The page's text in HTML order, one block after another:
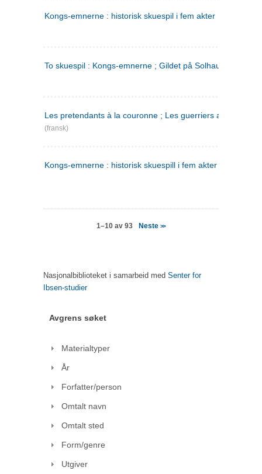
Kongs-emnerne : historisk skuespil i fem akter
To skuespil : Kongs-emnerne ; Gildet på Solhaug
Les pretendants à la couronne ; Les guerriers a Helgeland
(fransk)
Kongs-emnerne : historisk skuespill i fem akter
1–10 av 93 Neste>>
Nasjonalbiblioteket i samarbeid med Senter for
Ibsen-studier
Avgrens søket
Materialtyper
År
Forfatter/person
Omtalt navn
Omtalt sted
Form/genre
Utgiver